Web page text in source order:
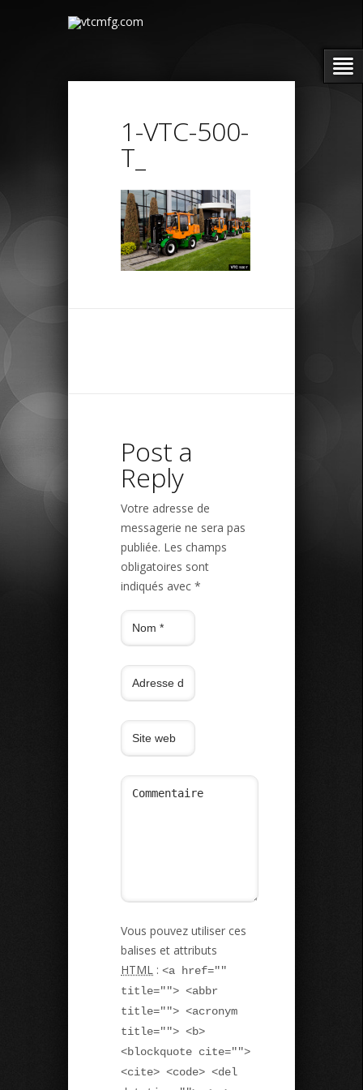
1-VTC-500-
T_
Post a
Reply
Votre adresse de
messagerie ne sera pas
publiée. Les champs
obligatoires sont
indiqués avec *
Vous pouvez utiliser ces
balises et attributs
HTML : <a href=""
title=""> <abbr
title=""> <acronym
title=""> <b>
<blockquote cite="">
<cite> <code> <del